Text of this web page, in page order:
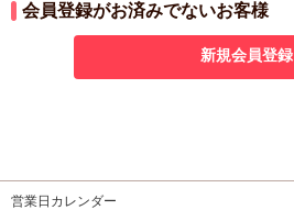
会員登録がお済みでないお客様
新規会員登録
営業日カレンダー